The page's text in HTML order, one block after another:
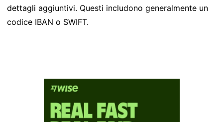
dettagli aggiuntivi. Questi includono generalmente un
codice IBAN o SWIFT.